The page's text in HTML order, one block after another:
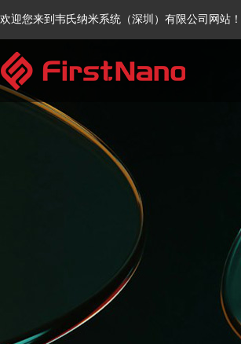
欢迎您来到韦氏纳米系统（深圳）有限公司网站！